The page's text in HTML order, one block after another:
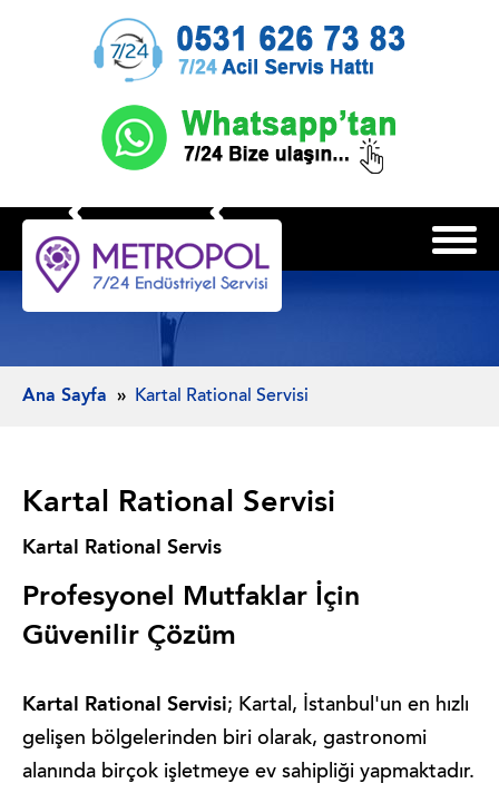
Ana Sayfa Kartal Rational Servisi
Kartal Rational Servisi
Kartal Rational Servis
Profesyonel Mutfaklar İçin
Güvenilir Çözüm
Kartal Rational Servisi; Kartal, İstanbul'un en hızlı
gelişen bölgelerinden biri olarak, gastronomi
alanında birçok işletmeye ev sahipliği yapmaktadır.